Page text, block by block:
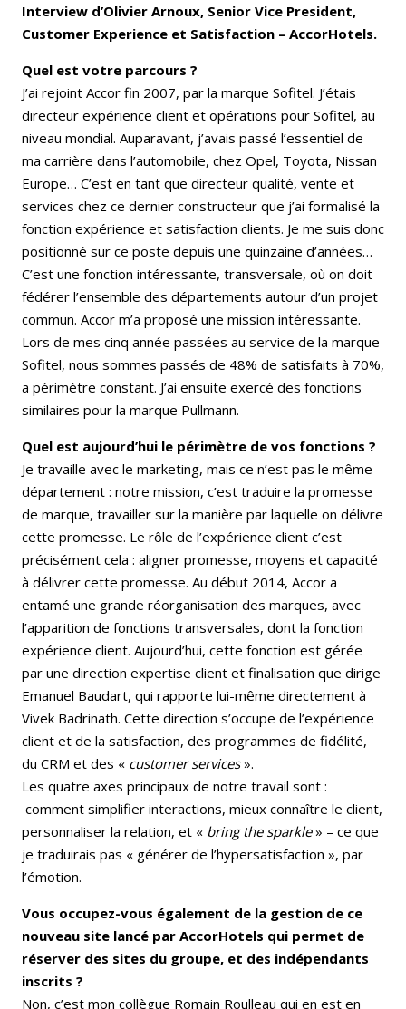
Interview d’Olivier Arnoux, Senior Vice President,
Customer Experience et Satisfaction – AccorHotels.
Quel est votre parcours ?
J’ai rejoint Accor fin 2007, par la marque Sofitel. J’étais
directeur expérience client et opérations pour Sofitel, au
niveau mondial. Auparavant, j’avais passé l’essentiel de
ma carrière dans l’automobile, chez Opel, Toyota, Nissan
Europe… C’est en tant que directeur qualité, vente et
services chez ce dernier constructeur que j’ai formalisé la
fonction expérience et satisfaction clients. Je me suis donc
positionné sur ce poste depuis une quinzaine d’années…
C’est une fonction intéressante, transversale, où on doit
fédérer l’ensemble des départements autour d’un projet
commun. Accor m’a proposé une mission intéressante.
Lors de mes cinq année passées au service de la marque
Sofitel, nous sommes passés de 48% de satisfaits à 70%,
a périmètre constant. J’ai ensuite exercé des fonctions
similaires pour la marque Pullmann.
Quel est aujourd’hui le périmètre de vos fonctions ?
Je travaille avec le marketing, mais ce n’est pas le même
département : notre mission, c’est traduire la promesse
de marque, travailler sur la manière par laquelle on délivre
cette promesse. Le rôle de l’expérience client c’est
précisément cela : aligner promesse, moyens et capacité
à délivrer cette promesse. Au début 2014, Accor a
entamé une grande réorganisation des marques, avec
l’apparition de fonctions transversales, dont la fonction
expérience client. Aujourd’hui, cette fonction est gérée
par une direction expertise client et finalisation que dirige
Emanuel Baudart, qui rapporte lui-même directement à
Vivek Badrinath. Cette direction s’occupe de l’expérience
client et de la satisfaction, des programmes de fidélité,
du CRM et des « customer services».
Les quatre axes principaux de notre travail sont :
comment simplifier interactions, mieux connaître le client,
personnaliser la relation, et « bring the sparkle» – ce que
je traduirais pas « générer de l’hypersatisfaction », par
l’émotion.
Vous occupez-vous également de la gestion de ce
nouveau site lancé par AccorHotels qui permet de
réserver des sites du groupe, et des indépendants
inscrits ?
Non, c’est mon collègue Romain Roulleau qui en est en